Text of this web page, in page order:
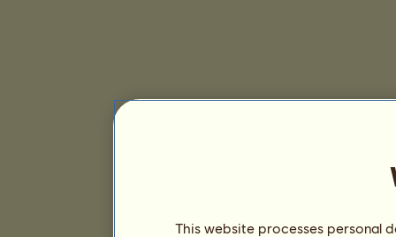
This website processes personal